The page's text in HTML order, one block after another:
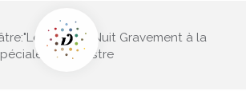
Mariage Nuit Gravement à la
St Sylvestre